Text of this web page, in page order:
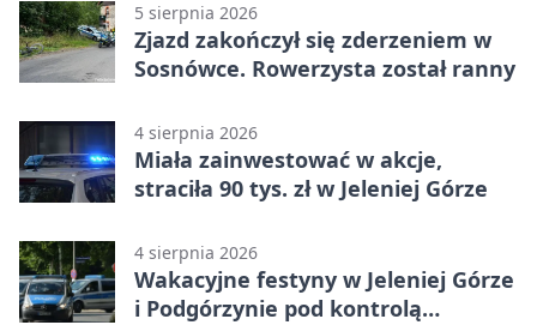
5 sierpnia 2026
Zjazd zakończył się zderzeniem w
Sosnówce. Rowerzysta został ranny
4 sierpnia 2026
Miała zainwestować w akcje,
straciła 90 tys. zł w Jeleniej Górze
4 sierpnia 2026
Wakacyjne festyny w Jeleniej Górze
i Podgórzynie pod kontrolą